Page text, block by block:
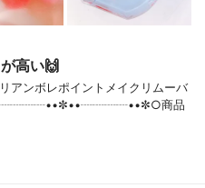
高い🙌
ボレポイントメイクリムーバ
商品